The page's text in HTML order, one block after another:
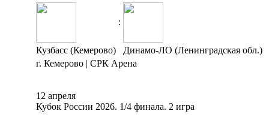
:
Кузбасс (Кемерово)
Динамо-ЛО (Ленинградская обл.)
г. Кемерово | СРК Арена
12 апреля
Кубок России 2026. 1/4 финала. 2 игра